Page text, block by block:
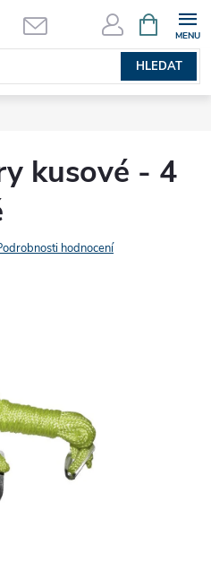
HLEDAT
NÁKUPNÍ
KOŠÍK
kusové - 4
hodnocení